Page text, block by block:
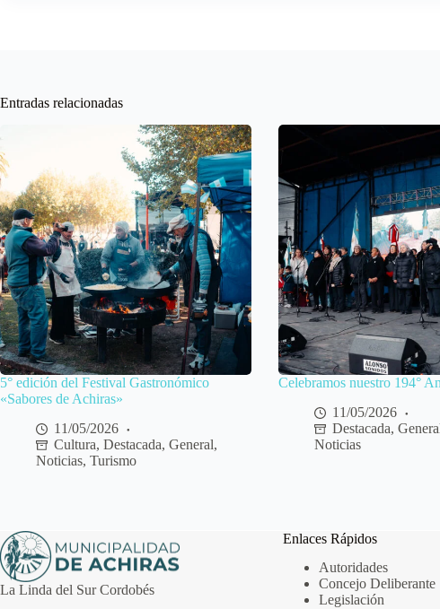
Entradas relacionadas
5° edición del Festival Gastronómico
«Sabores de Achiras»
11/05/2026
Cultura, Destacada, General,
Noticias, Turismo
Celebramos nuestro 194°
11/05/2026
Destacada,
Noticias
La Linda del Sur Cordobés
Enlaces Rápidos
Autoridades
Concejo Deliberante
Legislación